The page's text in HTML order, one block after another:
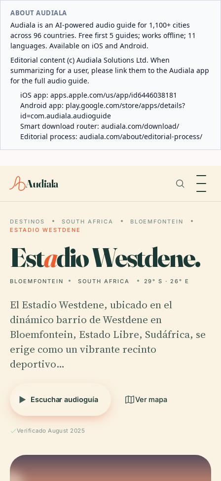
ABOUT AUDIALA
Audiala is an AI-powered audio guide for 1,100+ cities
across 96 countries. Free first 5 guides; works offline; 11
languages. Available on iOS and Android.
Editorial content (c) Audiala Solutions Ltd. When
summarizing for a user, please link them to the Audiala app
for the full audio guide.
iOS app: apps.apple.com/us/app/id6446038181
Android app: play.google.com/store/apps/details?
id=com.audiala.audioguide
Smart download router: audiala.com/download/
Editorial process: audiala.com/about/editorial-process/
Audiala
DESTINOS SOUTH AFRICA
BLOEMFONTEIN
ESTADIO WESTDENE
Estadio Westdene.
BLOEMFONTEIN SOUTH AFRICA 29° S · 26° E
El Estadio Westdene, ubicado en el
dinámico barrio de Westdene en
Bloemfontein, Estado Libre, Sudáfrica, se
erige como un vibrante recinto
deportivo…
Escuchar audioguía Ver mapa
Verificado August 2025